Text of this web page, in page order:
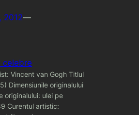
2012—
celebre
Vincent van Gogh Titlul
Dimensiunile originalului
originalului: ulei pe
Curentul artistic: